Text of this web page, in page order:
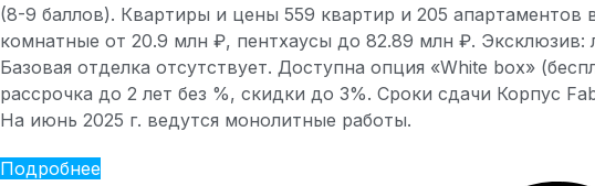
(8-9 баллов). Квартиры и цены 559 квартир и 205 апартаментов
комнатные от 20.9 млн ₽, пентхаусы до 82.89 млн ₽.
Базовая отделка отсутствует. Доступна опция «White box»
рассрочка до 2 лет без %, скидки до 3%. Сроки сдачи Корпус
На июнь 2025 г. ведутся монолитные работы.
Подробнее